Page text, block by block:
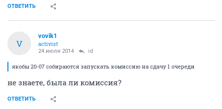
ОТВЕТИТЬ
V
vovik1
activist
24 июля 2014 id
якобы 20-07 собираются запускать комиссию на сдачу 1 очереди
не знаете, была ли комиссия?
ОТВЕТИТЬ